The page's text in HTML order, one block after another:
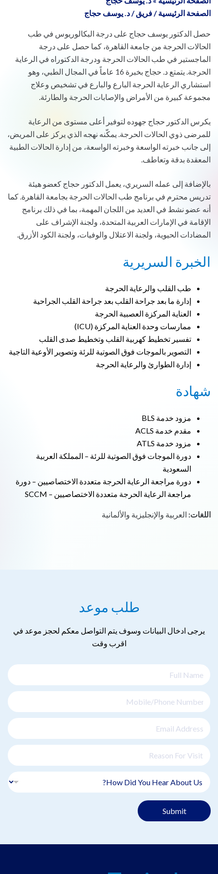
الصفحة الرئيسية /فريق /د. يوسف حجاج
حصل الدكتور يوسف حجاج على درجة البكالوريوس في طب
الحالات الحرجة من جامعة القاهرة، كما حصل على درجة
الماجستير في طب الحالات الحرجة ودرجة الدكتوراه في الرعاية
الحرجة. يتمتع د. حجاج بخبرة 16 عاماً في المجال الطبي، وهو
استشاري الرعاية الحرجة البارع والبارع في تشخيص وعلاج
مجموعة كبيرة من الأمراض والإصابات الحرجة والطارئة.
يكرس الدكتور حجاج جهوده لتوفير أعلى مستوى من الرعاية
للمرضى ذوي الحالات الحرجة. يمكّنه نهجه الذي يركز على المريض،
إلى جانب خبرته الواسعة وخبرته الواسعة، من إدارة الحالات الطبية
المعقدة بدقة وتعاطف.
بالإضافة إلى عمله السريري، يعمل الدكتور حجاج كعضو هيئة
تدريس محترم في برنامج طب الحالات الحرجة بجامعة القاهرة. كما
أنه عضو نشط في العديد من اللجان المهمة، بما في ذلك برنامج
الإقامة في الإمارات العربية المتحدة، ولجنة الإشراف على
المضادات الحيوية، ولجنة الاعتلال والوفيات، ولجنة الكود الأزرق.
الخبرة السريرية
طب القلب والرعاية الحرجة
إدارة ما بعد جراحة القلب بعد جراحة القلب الجراحية
العناية المركزة العصبية الحرجة
ممارسات وحدة العناية المركزة (ICU)
تفسير تخطيط كهربية القلب وتخطيط صدى القلب
التصوير بالموجات فوق الصوتية للرئة وتصوير الأوعية التاجية
إدارة الطوارئ والرعاية الحرجة
شهادة
مزود خدمة BLS
مقدم خدمة ACLS
مزود خدمة ATLS
دورة الموجات فوق الصوتية للرئة – المملكة العربية
السعودية
دورة مراجعة الرعاية الحرجة متعددة الاختصاصيين – دورة
مراجعة الرعاية الحرجة متعددة الاختصاصيين – SCCM
اللغات: العربية والإنجليزية والألمانية
طلب موعد
يرجى ادخال البيانات وسوف يتم التواصل معكم لحجز موعد في
اقرب وقت
Submit